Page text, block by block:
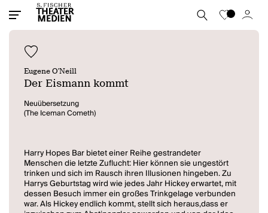
Eugene O'Neill
Der Eismann kommt
Neuübersetzung
(The Iceman Cometh)
Harry Hopes Bar bietet einer Reihe gestrandeter
Menschen die letzte Zuflucht: Hier können sie ungestört
trinken und sich im Rausch ihren Illusionen hingeben. Zu
Harrys Geburtstag wird wie jedes Jahr Hickey erwartet, mit
dessen Besuch immer ein großes Trinkgelage verbunden
war. Als Hickey endlich kommt, stellt sich heraus,dass er